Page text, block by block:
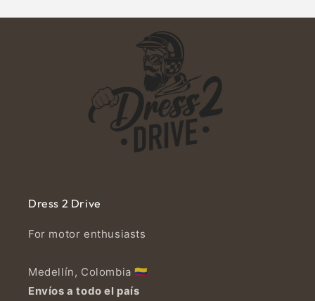
Dress 2 Drive
For motor enthusiasts
Medellín, Colombia 🇨🇴
Envíos a todo el país